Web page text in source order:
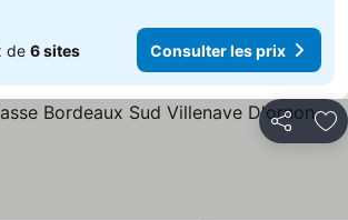
de 6 sites Consulter les prix
Partager